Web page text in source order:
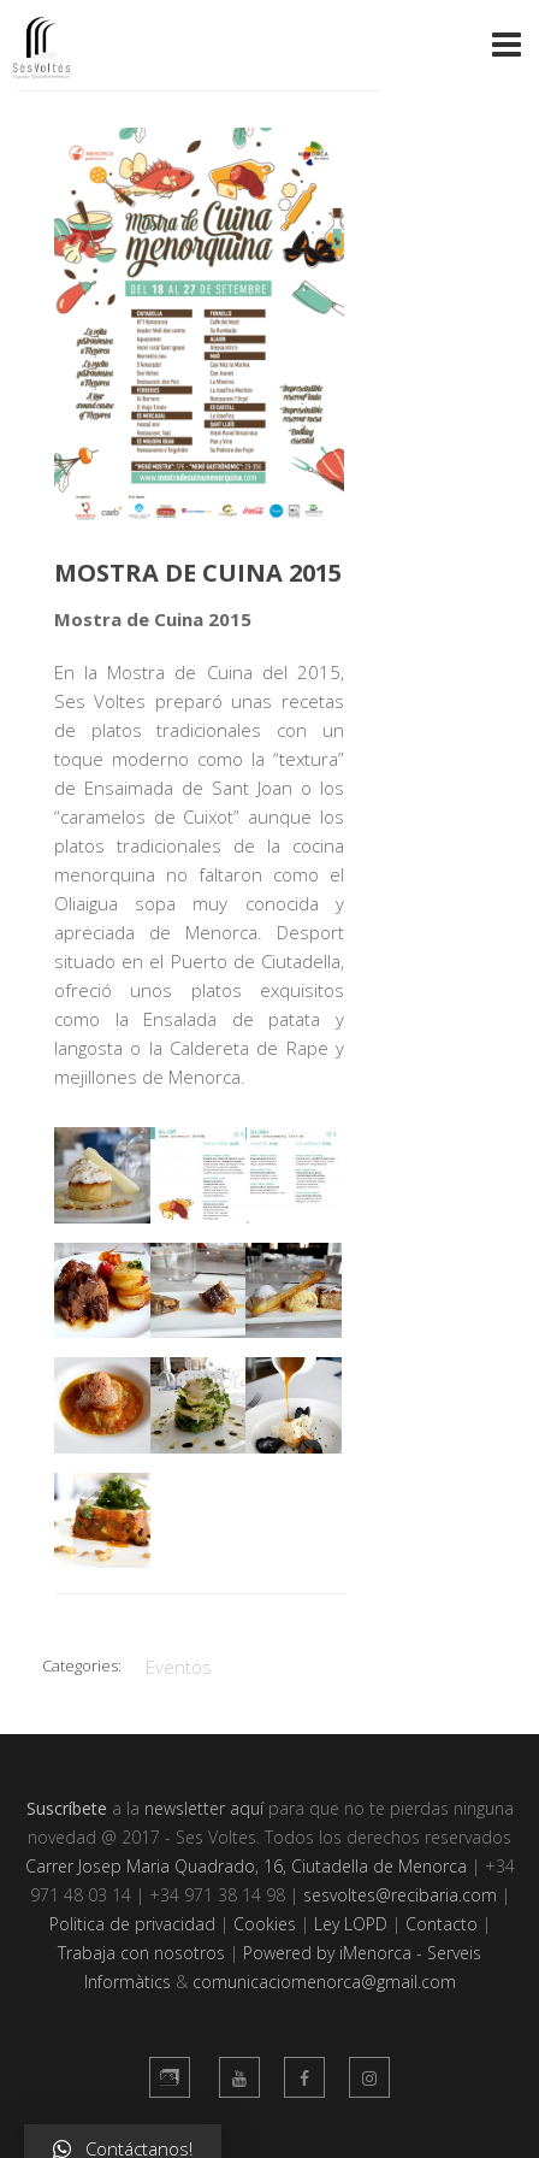
MOSTRA DE CUINA 2015
Mostra de Cuina 2015
En la Mostra de Cuina del 2015,
Ses Voltes preparó unas recetas
de platos tradicionales con un
toque moderno como la “textura”
de Ensaimada de Sant Joan o los
“caramelos de Cuixot” aunque los
platos tradicionales de la cocina
menorquina no faltaron como el
Oliaigua sopa muy conocida y
apreciada de Menorca. Desport
situado en el Puerto de Ciutadella,
ofreció unos platos exquisitos
como la Ensalada de patata y
langosta o la Caldereta de Rape y
mejillones de Menorca.
Categories: Eventos
Suscríbete a la newsletter aquí para que no te pierdas ninguna
novedad @ 2017 - Ses Voltes. Todos los derechos reservados
Carrer Josep Maria Quadrado, 16, Ciutadella de Menorca | +34
971 48 03 14 | +34 971 38 14 98 | sesvoltes@recibaria.com |
Politica de privacidad | Cookies | Ley LOPD | Contacto |
Trabaja con nosotros | Powered by iMenorca - Serveis
Informàtics & comunicaciomenorca@gmail.com
Contáctanos!